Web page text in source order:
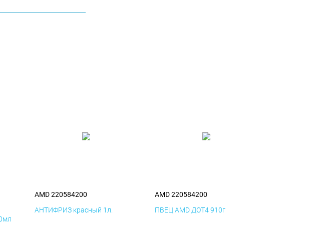
AMD 220584200
АНТИФРИЗ красный 1л.
AMD 220584200
ПВЕЦ AMD ДОТ4 910г